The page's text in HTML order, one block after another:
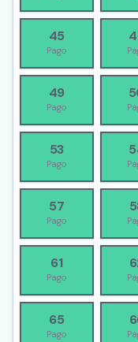
45
Pago
49
Pago
53
Pago
57
Pago
61
Pago
65
Pago